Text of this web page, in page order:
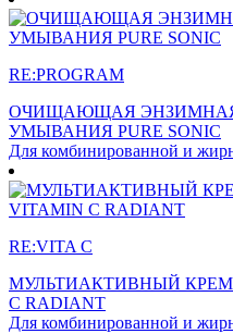
RE:PROGRAM
ОЧИЩАЮЩАЯ
УМЫВАНИЯ PURE SONIC
Для комбинированной и
RE:VITA C
МУЛЬТИАКТИВНЫЙ
C RADIANT
Для комбинированной и